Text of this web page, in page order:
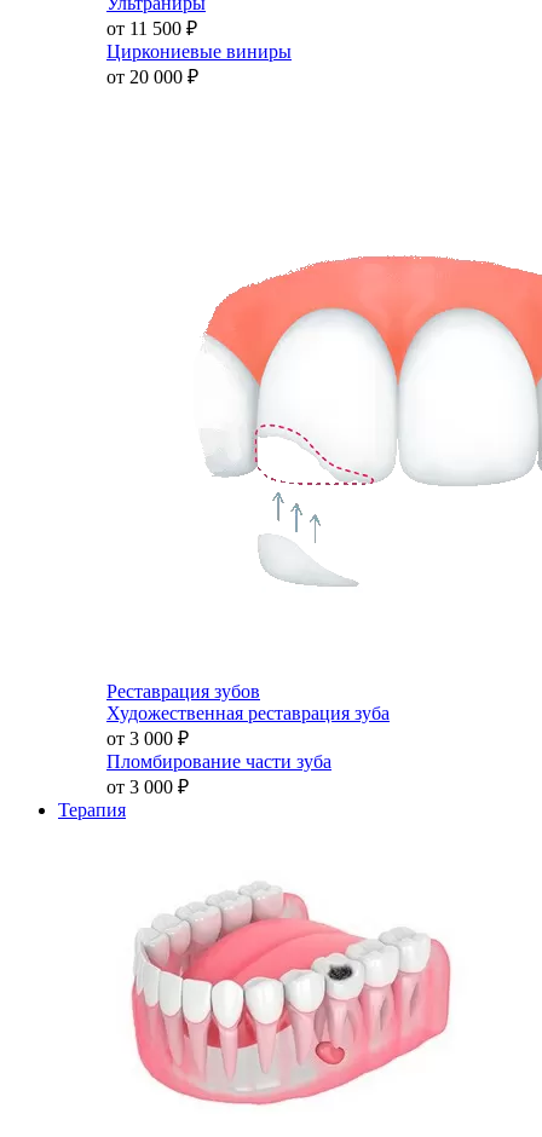
от 11 500 ₽
Циркониевые виниры
от 20 000 ₽
Реставрация зубов
Художественная реставрация зуба
от 3 000 ₽
Пломбирование части зуба
от 3 000 ₽
Терапия